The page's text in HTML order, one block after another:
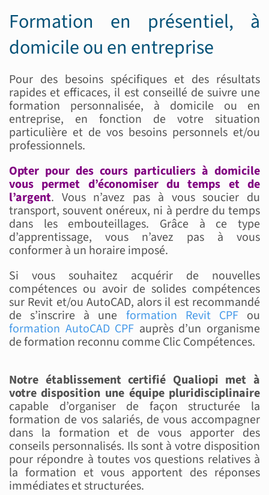
Formation en présentiel, à
domicile ou en entreprise
Pour des besoins spécifiques et des résultats
rapides et efficaces, il est conseillé de suivre une
formation personnalisée, à domicile ou en
entreprise, en fonction de votre situation
particulière et de vos besoins personnels et/ou
professionnels.
Opter pour des cours particuliers à domicile
vous permet d’économiser du temps et de
l’argent. Vous n’avez pas à vous soucier du
transport, souvent onéreux, ni à perdre du temps
dans les embouteillages. Grâce à ce type
d’apprentissage, vous n’avez pas à vous
conformer à un horaire imposé.
Si vous souhaitez acquérir de nouvelles
compétences ou avoir de solides compétences
sur Revit et/ou AutoCAD, alors il est recommandé
de s’inscrire à une formation Revit CPFou
formation AutoCAD CPF auprès d’un organisme
de formation reconnu comme Clic Compétences.
Notre établissement certifié Qualiopi met à
votre disposition une équipe pluridisciplinaire
capable d’organiser de façon structurée la
formation de vos salariés, de vous accompagner
dans la formation et de vous apporter des
conseils personnalisés. Ils sont à votre disposition
pour répondre à toutes vos questions relatives à
la formation et vous apportent des réponses
immédiates et structurées.